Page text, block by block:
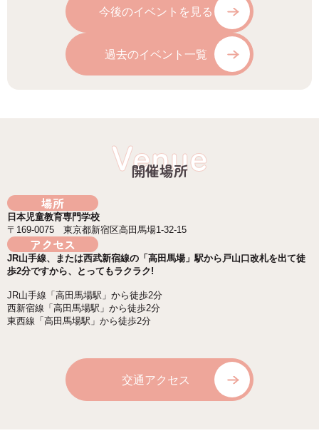
今後のイベントを見る
過去のイベント一覧
Venue
開催場所
場所
日本児童教育専門学校
〒169-0075 東京都新宿区高田馬場1-32-15
アクセス
JR山手線、または西武新宿線の「高田馬場」駅から戸山口改札を出て徒
歩2分ですから、とってもラクラク!
JR山手線「高田馬場駅」から徒歩2分
西新宿線「高田馬場駅」から徒歩2分
東西線「高田馬場駅」から徒歩2分
交通アクセス